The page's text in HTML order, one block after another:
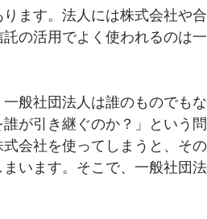
ます。法人には株式会社や
の活用でよく使われるのは
般社団法人は誰のものでも
が引き継ぐのか？」という
会社を使ってしまうと、そ
います。そこで、一般社団